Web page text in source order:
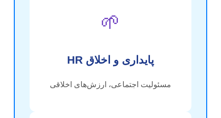
🌱
پایداری و اخلاق HR
مسئولیت اجتماعی، ارزش‌های اخلاقی